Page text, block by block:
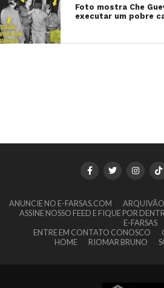
Foto mostra Che
executar um pobre
ANUNCIE NO E-FARSAS.COM
ASSINE NOSSO FEED E FIQUE POR
E-FARSAS
ENTRE EM CONTATO CONOSCO
HOME
RIOMAR BRUNO